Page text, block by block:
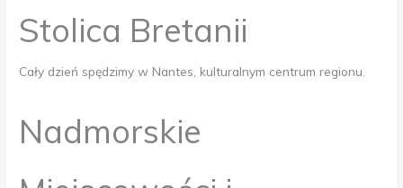
Stolica Bretanii
Cały dzień spędzimy w Nantes, kulturalnym centrum regionu.
Nadmorskie